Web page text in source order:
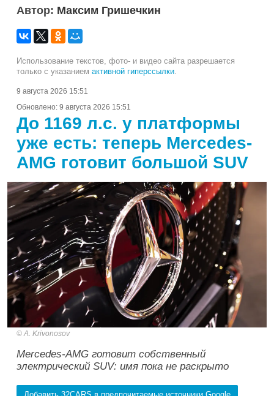
Автор: Максим Гришечкин
Использование текстов, фото- и видео сайта разрешается
только с указанием активной гиперссылки.
9 августа 2026 15:51
Обновлено: 9 августа 2026 15:51
До 1169 л.с. у платформы
уже есть: теперь Mercedes-
AMG готовит большой SUV
A. Krivonosov
Mercedes-AMG готовит собственный
электрический SUV: имя пока не раскрыто